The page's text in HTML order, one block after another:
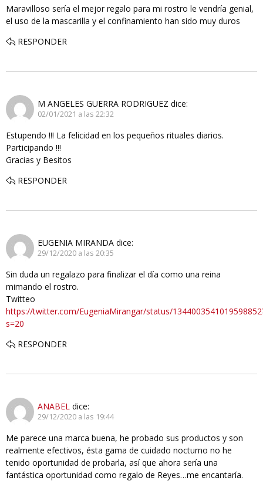
Maravilloso sería el mejor regalo para mi rostro le vendría genial,
el uso de la mascarilla y el confinamiento han sido muy duros
RESPONDER
M ANGELES GUERRA RODRIGUEZ dice:
02/01/2021 a las 22:32
Estupendo !!! La felicidad en los pequeños rituales diarios.
Participando !!!
Gracias y Besitos
RESPONDER
EUGENIA MIRANDA dice:
29/12/2020 a las 20:35
Sin duda un regalazo para finalizar el día como una reina
mimando el rostro.
Twitteo
https://twitter.com/EugeniaMirangar/status/
s=20
RESPONDER
ANABEL dice:
29/12/2020 a las 19:44
Me parece una marca buena, he probado sus productos y son
realmente efectivos, ésta gama de cuidado nocturno no he
tenido oportunidad de probarla, así que ahora sería una
fantástica oportunidad como regalo de Reyes…me encantaría.